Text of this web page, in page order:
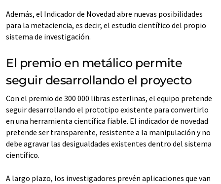
Además, el Indicador de Novedad abre nuevas posibilidades
para la metaciencia, es decir, el estudio científico del propio
sistema de investigación.
El premio en metálico permite
seguir desarrollando el proyecto
Con el premio de 300 000 libras esterlinas, el equipo pretende
seguir desarrollando el prototipo existente para convertirlo
en una herramienta científica fiable. El indicador de novedad
pretende ser transparente, resistente a la manipulación y no
debe agravar las desigualdades existentes dentro del sistema
científico.
A largo plazo, los investigadores prevén aplicaciones que van